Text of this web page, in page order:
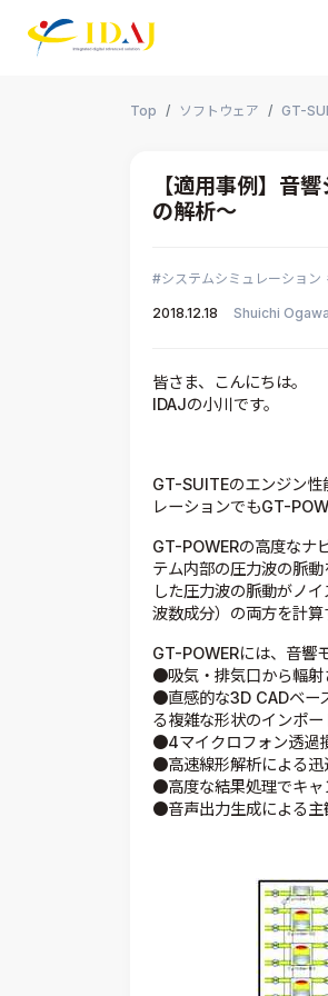
Top ソフトウェア GT-
【適用事例】音
の解析～
システムシミュレーション
2018.12.18 Shuichi Ogawa
皆さま、こんにちは。
IDAJの小川です。
GT-SUITEのエンジン性
レーションでもGT-
GT-POWERの高度なナ
テム内部の圧力波の脈
した圧力波の脈動がノ
波数成分）の両方を計算
GT-POWERには、音響
●吸気・排気口から輻射
●直感的な3D CADベー
る複雑な形状のインポ
●4マイクロフォン透過
●高速線形解析による迅
●高度な結果処理でキャ
●音声出力生成による主